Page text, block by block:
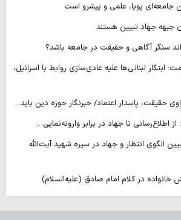
جامعه‌ای پویا، علمی و پیشرو است
جبهه جهاد تبیین هستند
سنگر آگاهی و حقیقت در جامعه باشد؟
ابتکار لبنانی‌ها علیه عادی‌سازی روابط با اسرائیل،
راوی حقیقت، پاسدار اعتماد/ خبرنگار حوزه دین باید…
از اطلاع‌رسانی تا جهاد در برابر وارونه‌نمایی…
الگوی انتظار و جهاد در سیره شهید آیت‌الله
خانواده در کلام امام صادق (علیه‌السلام)